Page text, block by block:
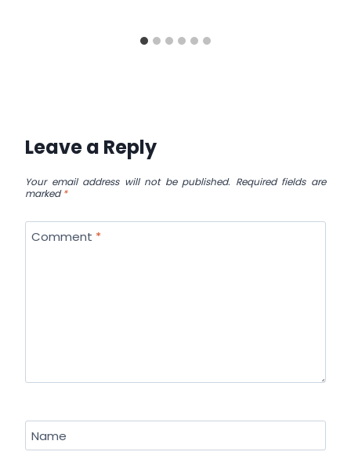
Leave a Reply
Your email address will not be published. Required fields are
marked*
Comment *
Name